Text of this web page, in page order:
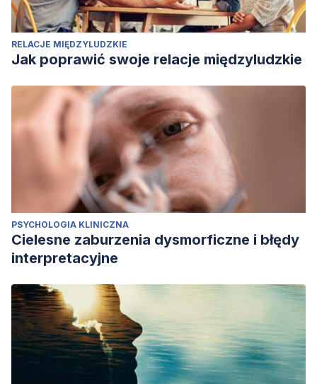
RELACJE MIĘDZYLUDZKIE
Jak poprawić swoje relacje międzyludzkie
PSYCHOLOGIA KLINICZNA
Cielesne zaburzenia dysmorficzne i błędy
interpretacyjne